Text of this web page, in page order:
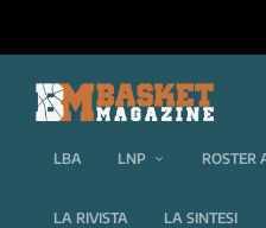
LBA LNP ROSTER
LA RIVISTA LA SINTESI